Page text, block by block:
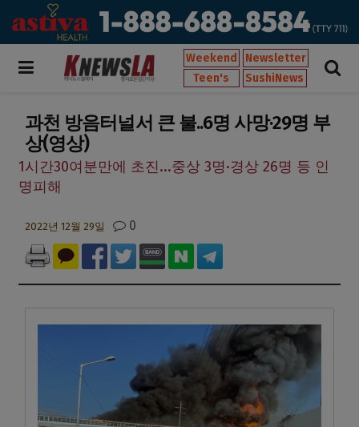
Weekend
Newsletter
Teen's
SushiNews
과천 방음터널서 큰 불..6명 사망·29명 부
상(영상)
1시간30여분만에 초진...중상 3명·경상 26명 등 인
명피해
2022년 12월 29일 0